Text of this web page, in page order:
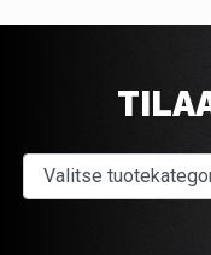
Valitse